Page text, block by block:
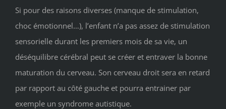
Si pour des raisons diverses (manque de stimulation,
choc émotionnel…), l’enfant n’a pas assez de stimulation
sensorielle durant les premiers mois de sa vie, un
déséquilibre cérébral peut se créer et entraver la bonne
maturation du cerveau. Son cerveau droit sera en retard
par rapport au côté gauche et pourra entrainer par
exemple un syndrome autistique.